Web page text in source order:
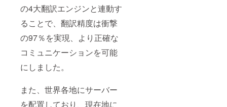
の4大翻訳エンジンと連動す
ることで、翻訳精度は衝撃
の97％を実現、より正確な
コミュニケーションを可能
にしました。
また、世界各地にサーバー
を配置しており、現在地に